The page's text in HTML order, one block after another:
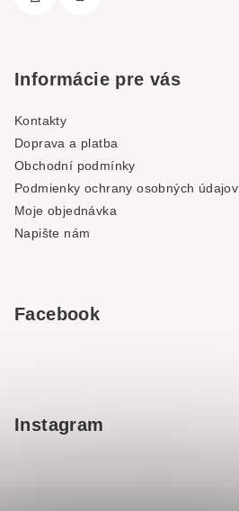
Informácie pre vás
Kontakty
Doprava a platba
Obchodní podmínky
Podmienky ochrany osobných údajov
Moje objednávka
Napište nám
Facebook
Instagram